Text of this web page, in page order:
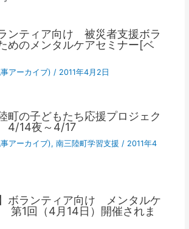
ンティア向け 被災者支援ボラ
めのメンタルケアセミナー[ベ
アーカイブ) / 2011年4月2日
町の子どもたち応援プロジェク
14夜～4/17
アーカイブ), 南三陸町学習支援 / 2011年4
】ボランティア向け メンタルケ
第1回（4月14日）開催されま